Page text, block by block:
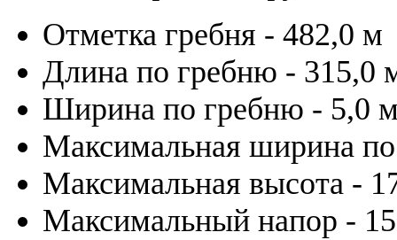
Отметка гребня - 482,0 м
Длина по гребню - 315,0
Ширина по гребню - 5,0
Максимальная ширина
Максимальная высота -
Максимальный напор -